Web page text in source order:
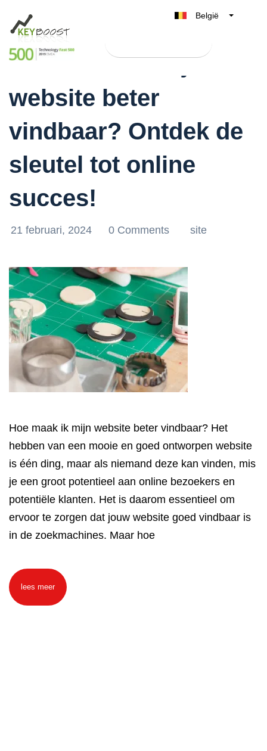
België
Nederland
España
Hoe maak ik mijn
website beter
vindbaar? Ontdek de
sleutel tot online
succes!
21 februari, 2024 0 Comments site
Hoe maak ik mijn website beter vindbaar? Het
hebben van een mooie en goed ontworpen website
is één ding, maar als niemand deze kan vinden, mis
je een groot potentieel aan online bezoekers en
potentiële klanten. Het is daarom essentieel om
ervoor te zorgen dat jouw website goed vindbaar is
in de zoekmachines. Maar hoe
lees meer